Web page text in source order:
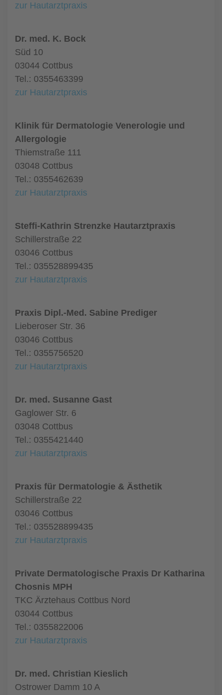
zur Hautarztpraxis
Dr. med. K. Bock
Süd 10
03044 Cottbus
Tel.: 0355463399
zur Hautarztpraxis
Klinik für Dermatologie Venerologie und
Allergologie
Thiemstraße 111
03048 Cottbus
Tel.: 0355462639
zur Hautarztpraxis
Steffi-Kathrin Strenzke Hautarztpraxis
Schillerstraße 22
03046 Cottbus
Tel.: 035528899435
zur Hautarztpraxis
Praxis Dipl.-Med. Sabine Prediger
Lieberoser Str. 36
03046 Cottbus
Tel.: 0355756520
zur Hautarztpraxis
Dr. med. Susanne Gast
Gaglower Str. 6
03048 Cottbus
Tel.: 0355421440
zur Hautarztpraxis
Praxis für Dermatologie & Ästhetik
Schillerstraße 22
03046 Cottbus
Tel.: 035528899435
zur Hautarztpraxis
Private Dermatologische Praxis Dr Katharina
Chosnis MPH
TKC Ärztehaus Cottbus Nord
03044 Cottbus
Tel.: 0355822006
zur Hautarztpraxis
Dr. med. Christian Kieslich
Ostrower Damm 10 A